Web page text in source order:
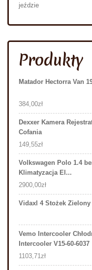
jeździe
Produkty
Matador Hectorra Van
384,00zł
Dexxer Kamera
Cofania
149,55zł
Volkswagen Polo 1.4
Klimatyzacja El...
2900,00zł
Vidaxl 4 Stożek Zielony
Vemo Intercooler
Intercooler V15-60-6037
1103,71zł